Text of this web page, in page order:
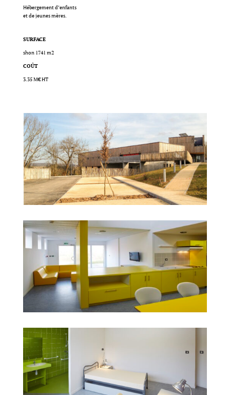
Hébergement d’enfants
et de jeunes mères.
SURFACE
shon 1741 m2
COÛT
3.35 M€ HT